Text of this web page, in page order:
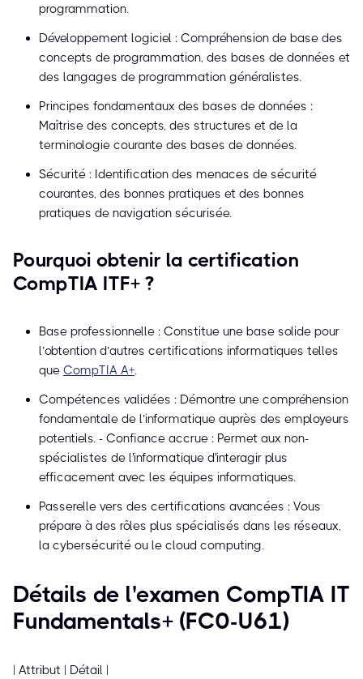
programmation.
Développement logiciel : Compréhension de base des
concepts de programmation, des bases de données et
des langages de programmation généralistes.
Principes fondamentaux des bases de données :
Maîtrise des concepts, des structures et de la
terminologie courante des bases de données.
Sécurité : Identification des menaces de sécurité
courantes, des bonnes pratiques et des bonnes
pratiques de navigation sécurisée.
Pourquoi obtenir la certification
CompTIA ITF+ ?
Base professionnelle : Constitue une base solide pour
l’obtention d’autres certifications informatiques telles
que CompTIA A+.
Compétences validées : Démontre une compréhension
fondamentale de l’informatique auprès des employeurs
potentiels. - Confiance accrue : Permet aux non-
spécialistes de l'informatique d'interagir plus
efficacement avec les équipes informatiques.
Passerelle vers des certifications avancées : Vous
prépare à des rôles plus spécialisés dans les réseaux,
la cybersécurité ou le cloud computing.
Détails de l'examen CompTIA IT
Fundamentals+ (FC0-U61)
| Attribut | Détail |